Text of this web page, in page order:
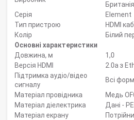
Серія
Element
Тип пристрою
HDMI
Колір
Білий
Основні характеристики
Довжина, м
1,0
Версія HDMI
2.0a з
Підтримка аудіо/відео
сигналу
Всі
Матеріал провідника
Медь
Матеріал діелектрика
Дані -
Матеріал екрану